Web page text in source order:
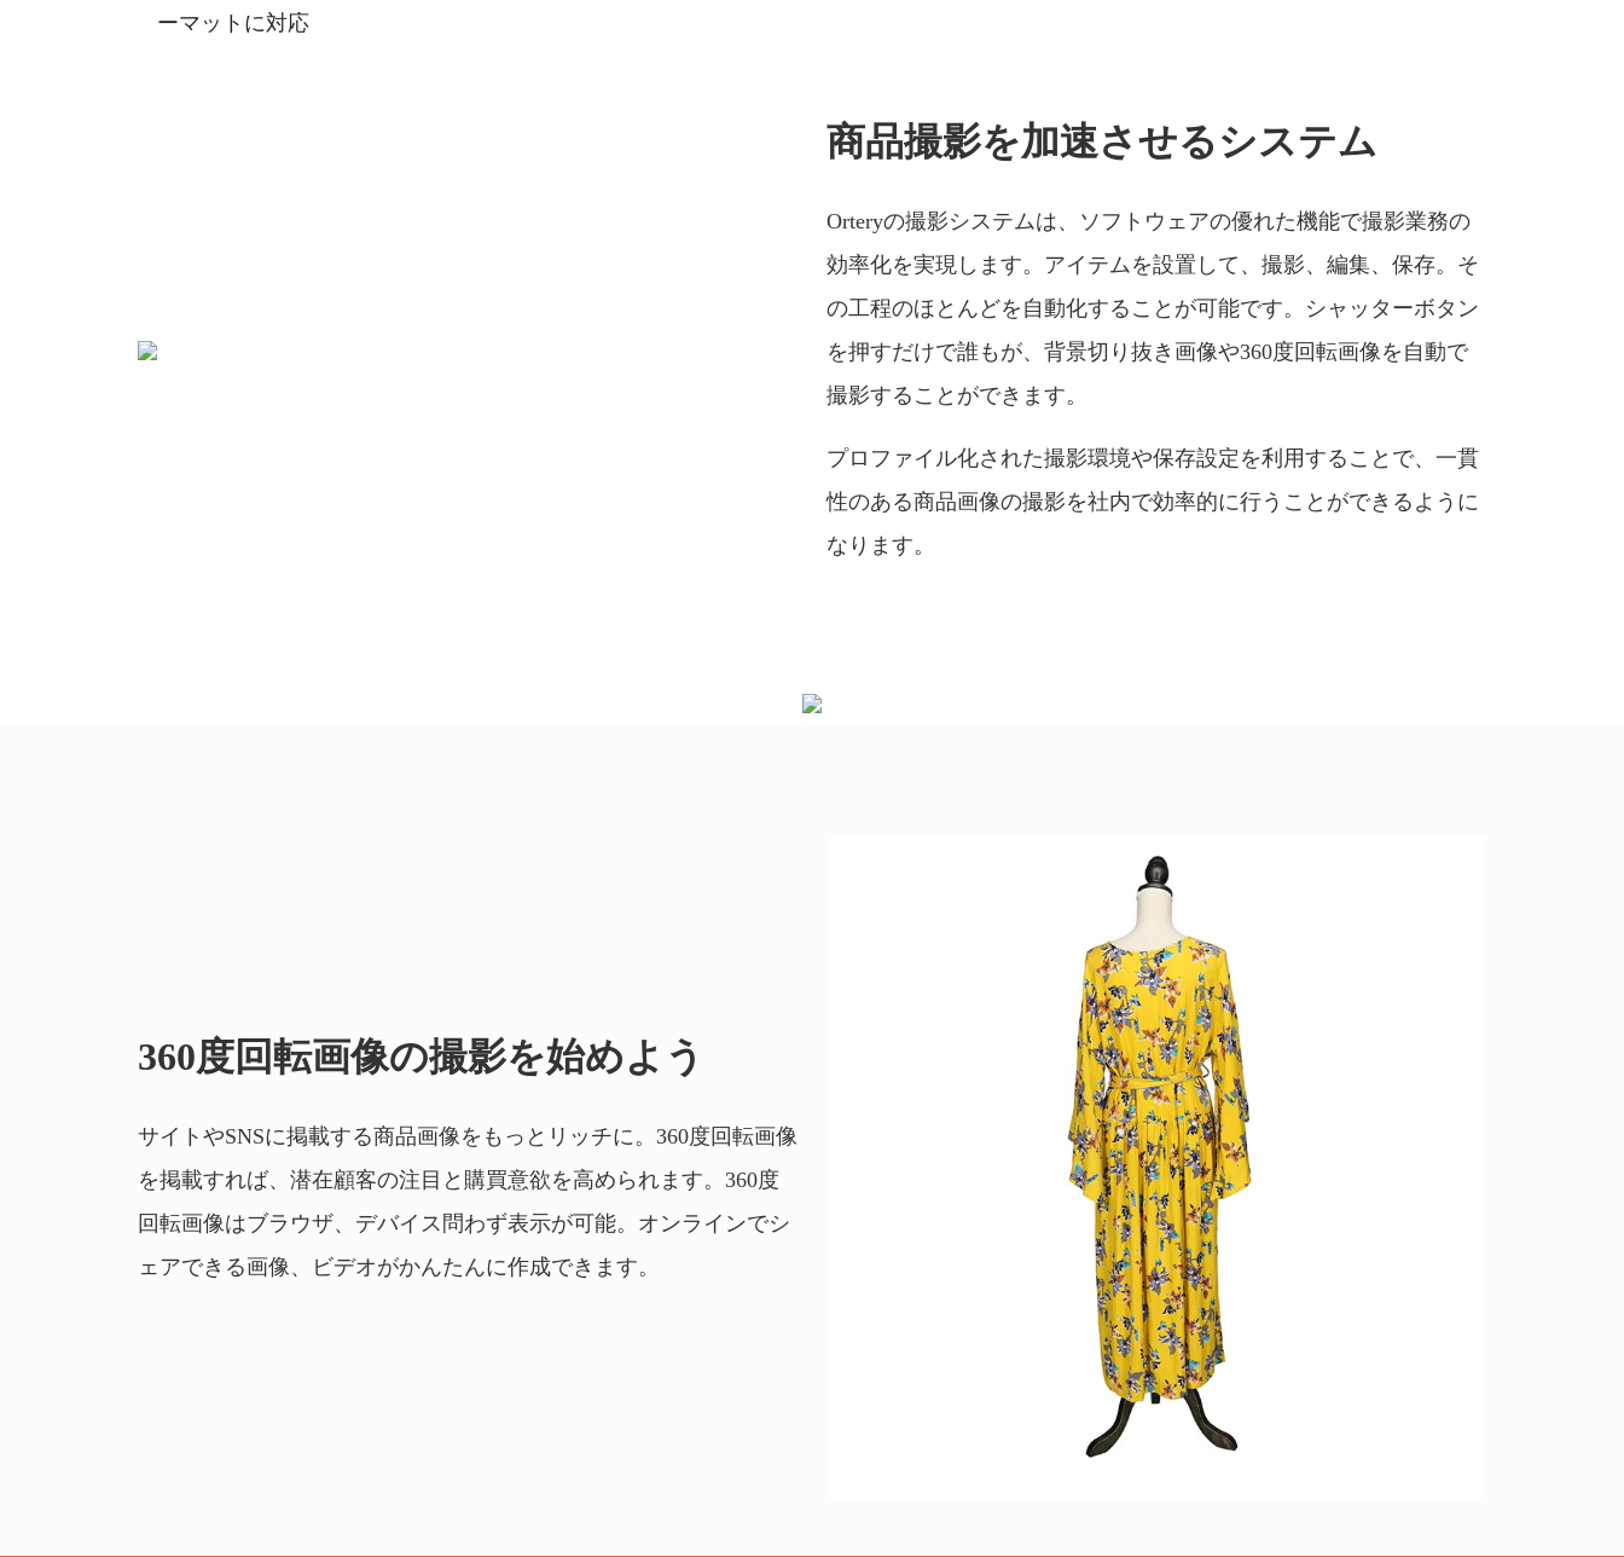
ーマットに対応
商品撮影を加速させるシステム
Orteryの撮影システムは、ソフトウェアの優れた機能で撮影業務の
効率化を実現します。アイテムを設置して、撮影、編集、保存。そ
の工程のほとんどを自動化することが可能です。シャッターボタン
を押すだけで誰もが、背景切り抜き画像や360度回転画像を自動で
撮影することができます。
プロファイル化された撮影環境や保存設定を利用することで、一貫
性のある商品画像の撮影を社内で効率的に行うことができるように
なります。
360度回転画像の撮影を始めよう
サイトやSNSに掲載する商品画像をもっとリッチに。360度回転画像
を掲載すれば、潜在顧客の注目と購買意欲を高められます。360度
回転画像はブラウザ、デバイス問わず表示が可能。オンラインでシ
ェアできる画像、ビデオがかんたんに作成できます。